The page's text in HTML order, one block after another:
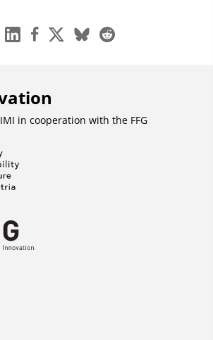
linkedinfacebook
x blueskyreddit
in cooperation with the FFG